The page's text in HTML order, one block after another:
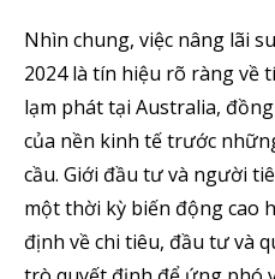
Nhìn chung, việc nâng lãi
2024 là tín hiệu rõ ràng về
lạm phát tại Australia,
của nền kinh tế trước
cầu. Giới đầu tư và người
một thời kỳ biến động cao
định về chi tiêu, đầu tư và